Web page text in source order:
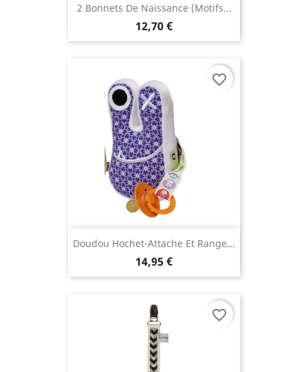
2 Bonnets De Naissance (motifs...
12,70 €
Doudou Hochet-Attache Et Range...
14,95 €
favorite_border
favorite_border